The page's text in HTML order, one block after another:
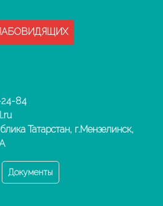
24-84
Татарстан, г.Мензелинск,
Документы